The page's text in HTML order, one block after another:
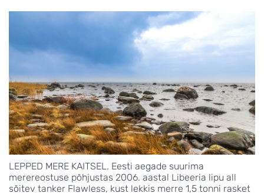
LEPPED MERE KAITSEL. Eesti aegade suurima
merereostuse põhjustas 2006. aastal Libeeria lipu all
sõitev tanker Flawless, kust lekkis merre 1,5 tonni rasket